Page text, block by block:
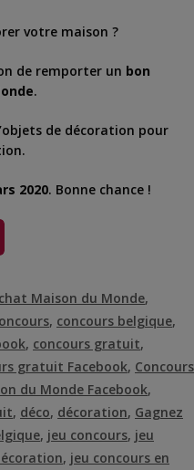
votre maison ?
de remporter un bon
.
de décoration pour
2020. Bonne chance !
Maison du Monde,
, concours belgique,
, concours gratuit,
gratuit Facebook, Concours
du Monde Facebook,
, déco, décoration, Gagnez
, jeu concours, jeu
, jeu concours en